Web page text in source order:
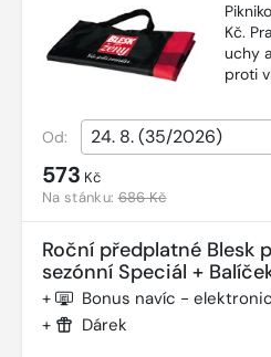
Kč.
uchy
proti
Od:
573 Kč
Na stánku:686 Kč
Roční předplatné Blesk
sezónní Speciál +
+ Bonus navíc -
+ Dárek